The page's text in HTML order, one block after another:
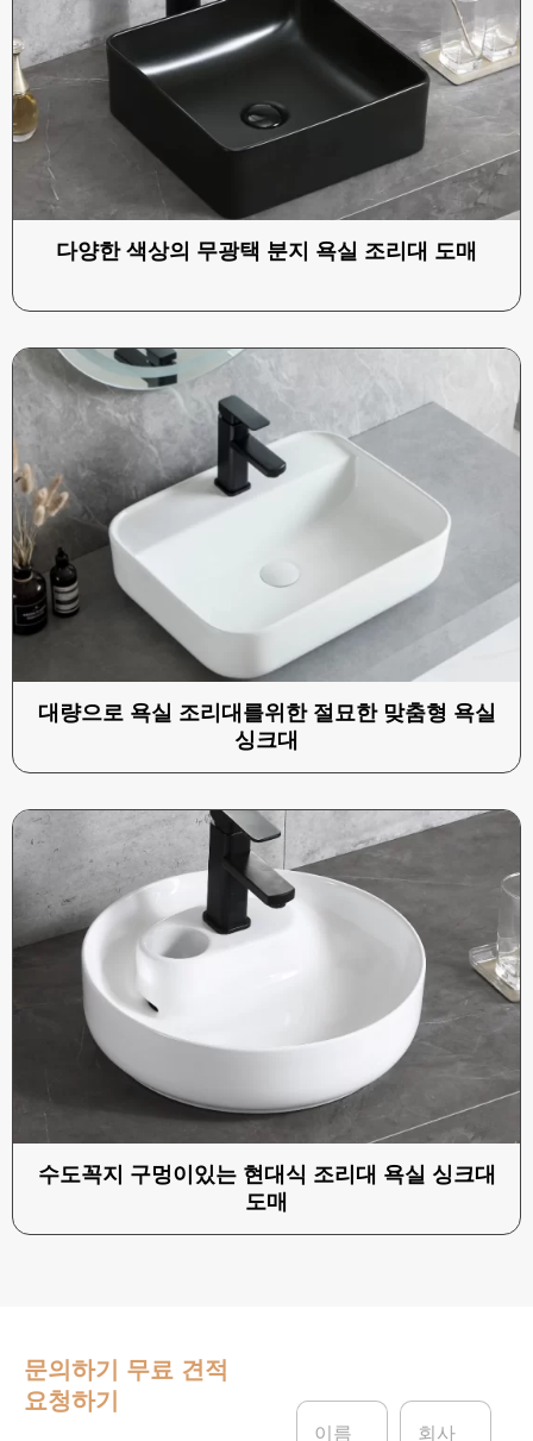
다양한 색상의 무광택 분지 욕실 조리대 도매
대량으로 욕실 조리대를위한 절묘한 맞춤형 욕실
싱크대
수도꼭지 구멍이있는 현대식 조리대 욕실 싱크대
도매
문의하기 무료 견적
요청하기
이
회